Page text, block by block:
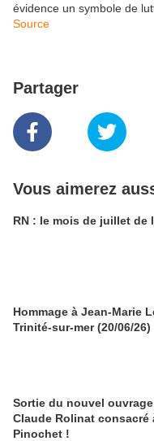
évidence un symbole de
Source
Partager
Vous aimerez
RN : le mois de juillet de
Hommage à Jean-Marie
Trinité-sur-mer (20/06/26)
Sortie du nouvel
Claude Rolinat consacré
Pinochet !